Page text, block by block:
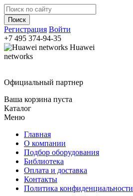
Регистрация Войти
+7 495 374-94-35
Huawei
networks
Официальный партнер
Ваша корзина пуста
Каталог
Меню
Главная
О компании
Подбор оборудования
Библиотека
Оплата и доставка
Контакты
Политика конфиденциальности